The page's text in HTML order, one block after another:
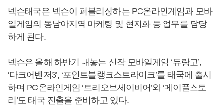
넥슨태국은 넥슨이 퍼블리싱하는 PC온라인게임과 모바
일게임의 동남아지역 마케팅 및 현지화 등 업무를 담당
하게 된다.
넥슨은 올해 하반기 내놓는 신작 모바일게임 ‘듀랑고’,
‘다크어벤저3’, ‘포인트블랭크스트라이크’를 태국에 출시
하며 PC온라인게임 ‘트리오브세이비어’와 ‘메이플스토
리’도 태국 진출을 준비하고 있다.